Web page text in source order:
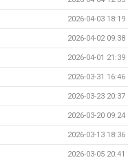
2026-04-03 18:19
2026-04-02 09:38
2026-04-01 21:39
2026-03-31 16:46
2026-03-23 20:37
2026-03-20 09:24
2026-03-13 18:36
2026-03-05 20:41